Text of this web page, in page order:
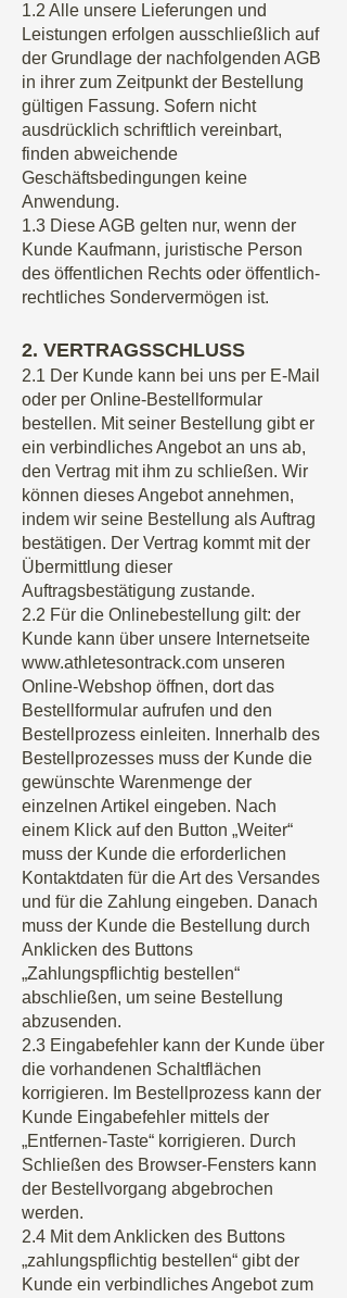
1.2 Alle unsere Lieferungen und
Leistungen erfolgen ausschließlich auf
der Grundlage der nachfolgenden AGB
in ihrer zum Zeitpunkt der Bestellung
gültigen Fassung. Sofern nicht
ausdrücklich schriftlich vereinbart,
finden abweichende
Geschäftsbedingungen keine
Anwendung.
1.3 Diese AGB gelten nur, wenn der
Kunde Kaufmann, juristische Person
des öffentlichen Rechts oder öffentlich-
rechtliches Sondervermögen ist.
2. VERTRAGSSCHLUSS
2.1 Der Kunde kann bei uns per E-Mail
oder per Online-Bestellformular
bestellen. Mit seiner Bestellung gibt er
ein verbindliches Angebot an uns ab,
den Vertrag mit ihm zu schließen. Wir
können dieses Angebot annehmen,
indem wir seine Bestellung als Auftrag
bestätigen. Der Vertrag kommt mit der
Übermittlung dieser
Auftragsbestätigung zustande.
2.2 Für die Onlinebestellung gilt: der
Kunde kann über unsere Internetseite
www.athletesontrack.com unseren
Online-Webshop öffnen, dort das
Bestellformular aufrufen und den
Bestellprozess einleiten. Innerhalb des
Bestellprozesses muss der Kunde die
gewünschte Warenmenge der
einzelnen Artikel eingeben. Nach
einem Klick auf den Button „Weiter“
muss der Kunde die erforderlichen
Kontaktdaten für die Art des Versandes
und für die Zahlung eingeben. Danach
muss der Kunde die Bestellung durch
Anklicken des Buttons
„Zahlungspflichtig bestellen“
abschließen, um seine Bestellung
abzusenden.
2.3 Eingabefehler kann der Kunde über
die vorhandenen Schaltflächen
korrigieren. Im Bestellprozess kann der
Kunde Eingabefehler mittels der
„Entfernen-Taste“ korrigieren. Durch
Schließen des Browser-Fensters kann
der Bestellvorgang abgebrochen
werden.
2.4 Mit dem Anklicken des Buttons
„zahlungspflichtig bestellen“ gibt der
Kunde ein verbindliches Angebot zum